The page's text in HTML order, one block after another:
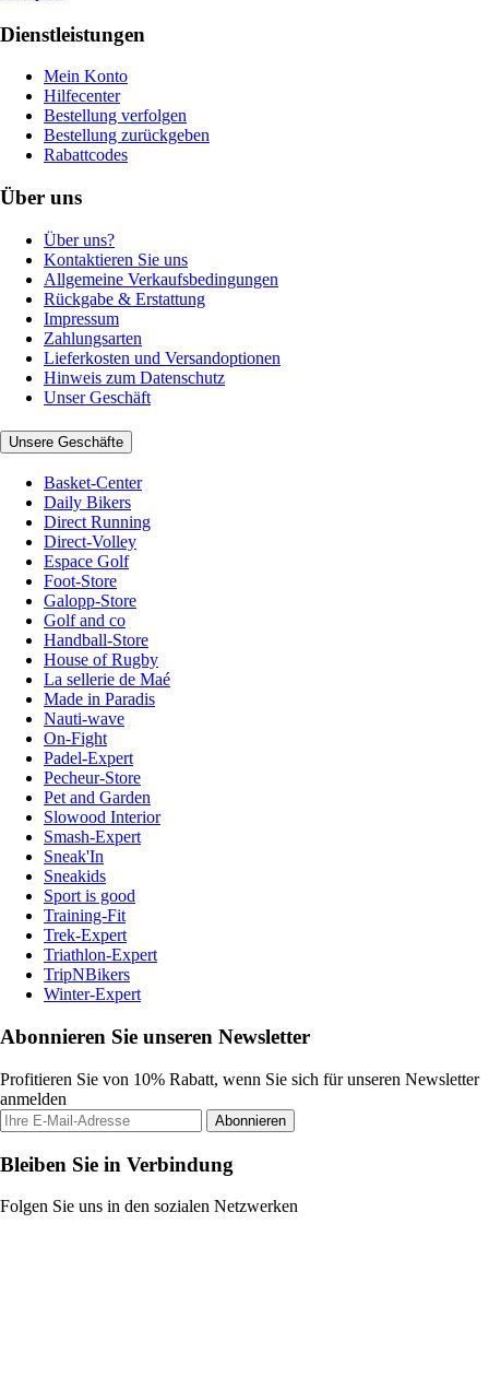
Dienstleistungen
Mein Konto
Hilfecenter
Bestellung verfolgen
Bestellung zurückgeben
Rabattcodes
Über uns
Über uns?
Kontaktieren Sie uns
Allgemeine Verkaufsbedingungen
Rückgabe & Erstattung
Impressum
Zahlungsarten
Lieferkosten und Versandoptionen
Hinweis zum Datenschutz
Unser Geschäft
Unsere Geschäfte
Basket-Center
Daily Bikers
Direct Running
Direct-Volley
Espace Golf
Foot-Store
Galopp-Store
Golf and co
Handball-Store
House of Rugby
La sellerie de Maé
Made in Paradis
Nauti-wave
On-Fight
Padel-Expert
Pecheur-Store
Pet and Garden
Slowood Interior
Smash-Expert
Sneak'In
Sneakids
Sport is good
Training-Fit
Trek-Expert
Triathlon-Expert
TripNBikers
Winter-Expert
Abonnieren Sie unseren Newsletter
Profitieren Sie von 10% Rabatt, wenn Sie sich für unseren Newsletter
anmelden
Abonnieren
Bleiben Sie in Verbindung
Folgen Sie uns in den sozialen Netzwerken